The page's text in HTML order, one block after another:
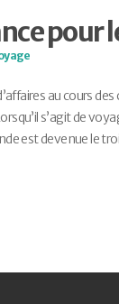
au cours
s’agit de
est devenue le